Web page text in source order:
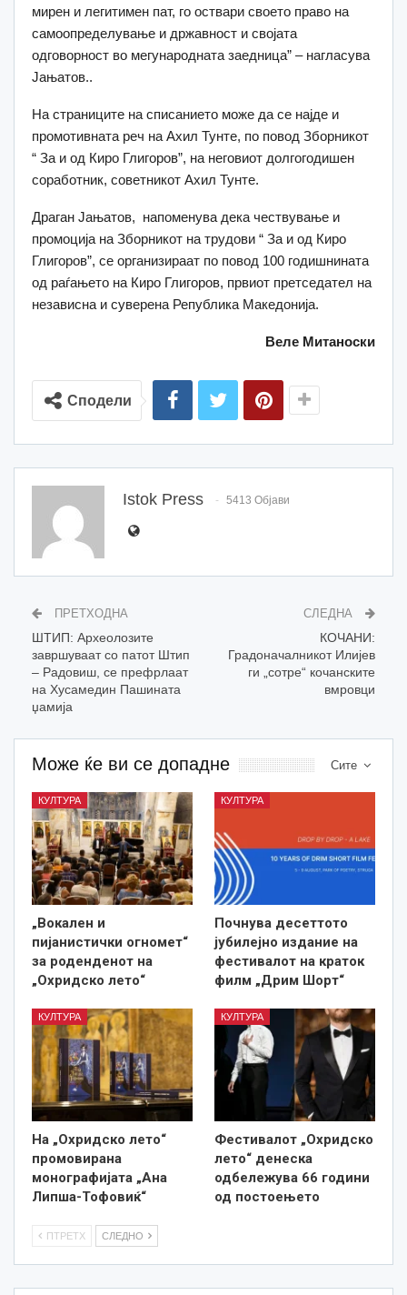
мирен и легитимен пат, го оствари своето право на
самоопределување и државност и својата
одговорност во мегународната заедница” – нагласува
Јањатов..
На страниците на списанието може да се најде и
промотивната реч на Ахил Тунте, по повод Зборникот
“ За и од Киро Глигоров”, на неговиот долгогодишен
соработник, советникот Ахил Тунте.
Драган Јањатов, напоменува дека чествување и
промоција на Зборникот на трудови “ За и од Киро
Глигоров”, се организираат по повод 100 годишнината
од раѓањето на Киро Глигоров, првиот претседател на
независна и суверена Република Македонија.
Веле Митаноски
Сподели
Istok Press 5413 Објави
ПРЕТХОДНА
ШТИП: Археолозите
завршуваат со патот Штип
– Радовиш, се префрлаат
на Хусамедин Пашината
џамија
СЛЕДНА
КОЧАНИ:
Градоначалникот Илијев
ги „сотре“ кочанските
вмровци
Сите
Може ќе ви се допадне
КУЛТУРА
„Вокален и
пијанистички огномет“
за роденденот на
„Охридско лето“
КУЛТУРА
Почнува десеттото
јубилејно издание на
фестивалот на краток
филм „Дрим Шорт“
КУЛТУРА
На „Охридско лето“
промовирана
монографијата „Ана
Липша-Тофовиќ“
КУЛТУРА
Фестивалот „Охридско
лето“ денеска
одбележува 66 години
од постоењето
ПТРЕТХ СЛЕДНО